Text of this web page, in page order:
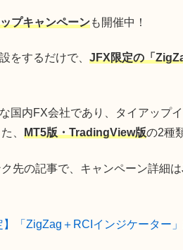
プキャンペーンも開催中！
をするだけで、 JFX限定の「
国内FX会社であり、タイアップ
、 MT5版・TradingView版の2種
先の記事で、キャンペーン詳細
】「ZigZag＋RCIインジケーター